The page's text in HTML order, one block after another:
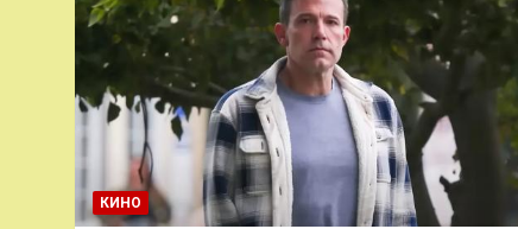
КИНО